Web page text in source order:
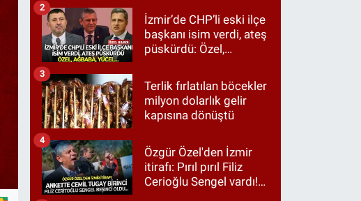
etmedik"
İzmir’de CHP’li eski ilçe
başkanı isim verdi, ateş
püskürdü: Özel,
2
Terlik fırlatılan böcekler
milyon dolarlık gelir
kapısına dönüştü
3
Özgür Özel'den İzmir
itirafı: Pırıl pırıl Filiz
Cerioğlu Sengel vardı!
4